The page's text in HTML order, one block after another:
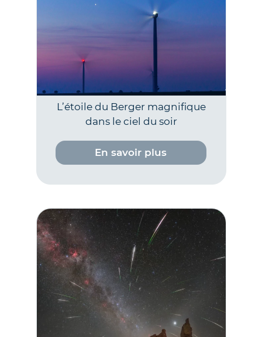
L’étoile du Berger magnifique
dans le ciel du soir
En savoir plus